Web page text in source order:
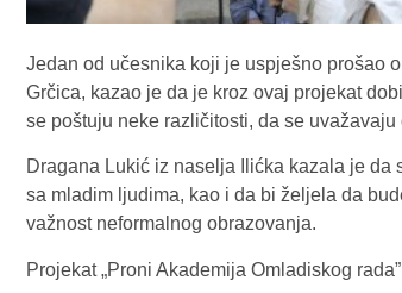
Jedan od učesnika koji je uspješno prošao
Grčica, kazao je da je kroz ovaj projekat
se poštuju neke različitosti, da se
Dragana Lukić iz naselja Ilićka kazala je
sa mladim ljudima, kao i da bi željela da
važnost neformalnog obrazovanja.
Projekat „Proni Akademija Omladiskog